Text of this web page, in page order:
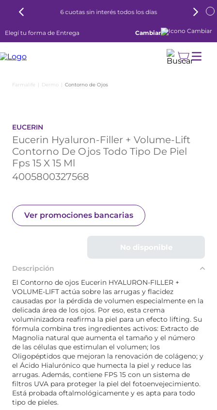
6 cuotas sin interés todos los días
Elegí tu forma de Entrega Cambiar
Dermo Contorno de Ojos
EUCERIN
Eucerin Hyaluron-Filler + Volume-Lift
Contorno De Ojos Todo Tipo De Piel
Fps 15 X 15 Ml
4005800327568
Ver promociones bancarias
No disponible
Descripción
El Contorno de ojos Eucerin HYALURON-FILLER +
VOLUME-LIFT actúa sobre las arrugas y flacidez
causadas por la pérdida de volumen especialmente en la
delicada área de los ojos. Por eso, esta crema
voluminizadora reafirma la piel para un efecto lifting. Su
fórmula combina tres ingredientes activos: Extracto de
Magnolia natural que aumenta el tamaño y el número
de las células que estimulan el volumen; los
Oligopéptidos que mejoran la renovación de colágeno; y
el Ácido Hialurónico que humecta la piel y reduce las
arrugas. Además, contiene FPS 15 con un sistema de
filtros UVA para proteger la piel del fotoenvejecimiento.
Está probada oftalmológicamente y es apta para todo
tipo de pieles.